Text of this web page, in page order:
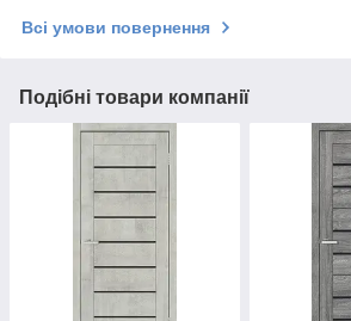
Всі умови повернення
Подібні товари компанії